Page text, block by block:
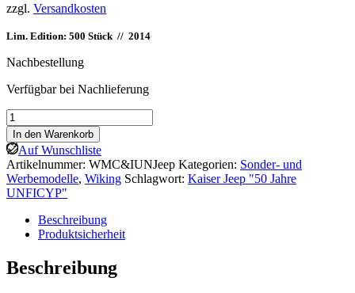
zzgl. Versandkosten
Lim. Edition: 500 Stück // 2014
Nachbestellung
Verfügbar bei Nachlieferung
Wiking:
Kaiser
Jeep
"50
Jahre
UNFICYP"
Menge
In den Warenkorb
Auf Wunschliste
Artikelnummer: WMC&IUNJeep Kategorien: Sonder- und
Werbemodelle, Wiking Schlagwort: Kaiser Jeep "50 Jahre
UNFICYP"
Beschreibung
Produktsicherheit
Beschreibung